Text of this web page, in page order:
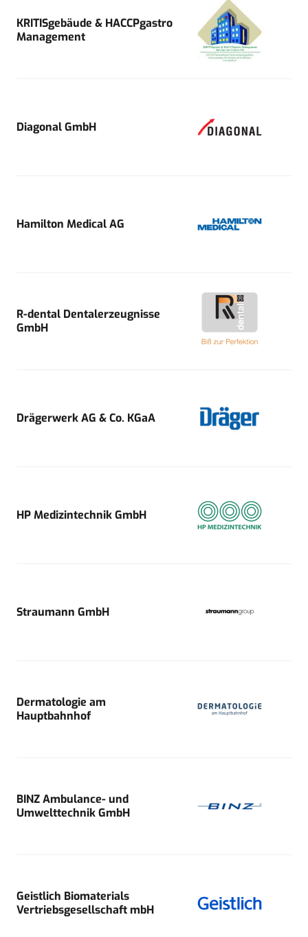
KRITISgebäude & HACCPgastro
Management
Diagonal GmbH
Hamilton Medical AG
R-dental Dentalerzeugnisse
GmbH
Drägerwerk AG & Co. KGaA
HP Medizintechnik GmbH
Straumann GmbH
Dermatologie am
Hauptbahnhof
BINZ Ambulance- und
Umwelttechnik GmbH
Geistlich Biomaterials
Vertriebsgesellschaft mbH